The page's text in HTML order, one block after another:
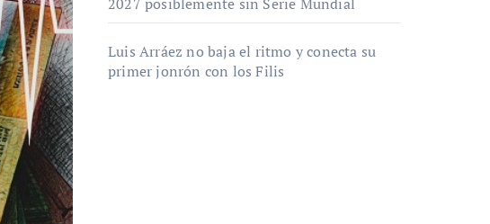
Luis Arráez no baja el ritmo y conecta su
primer jonrón con los Filis